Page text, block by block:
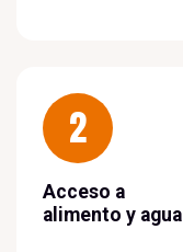
2
Acceso a
alimento y agua